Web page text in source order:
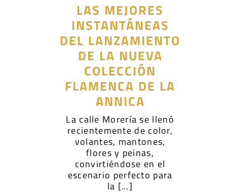
LAS MEJORES
INSTANTÁNEAS
DEL LANZAMIENTO
DE LA NUEVA
COLECCIÓN
FLAMENCA DE LA
ANNICA
La calle Morería se llenó
recientemente de color,
volantes, mantones,
flores y peinas,
convirtiéndose en el
escenario perfecto para
la […]